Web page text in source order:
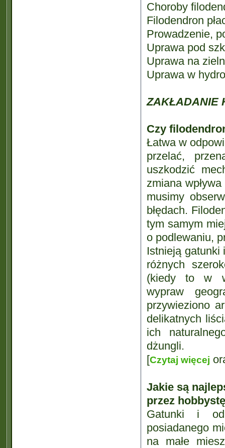
Choroby
Filodendron
Prowadzenie,
Uprawa pod
Uprawa na
Uprawa w
ZAKŁADANIE
Czy
Łatwa w
przelać,
uszkodzić
zmiana
musimy
błędach.
tym samym
o podlewaniu,
Istnieją gatunki
różnych
(kiedy to w
wypraw
przywieziono
delikatnych
ich
dżungli.
[Czytaj więcej
Jakie są
przez
Gatunki i
posiadanego
na małe